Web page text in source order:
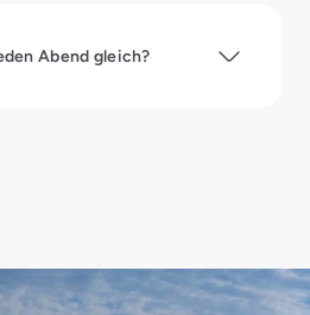
Abend gleich?